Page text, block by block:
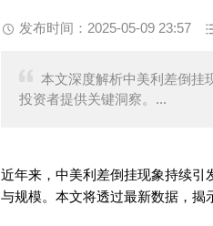
发布时间：2025-05-09 23:57
本文深度解析中美利差倒挂
投资者提供关键洞察。...
近年来，中美利差倒挂现象持续引
与规模。本文将透过最新数据，揭